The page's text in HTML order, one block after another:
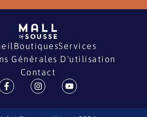
BoutiquesServices
Générales D'utilisation
Contact